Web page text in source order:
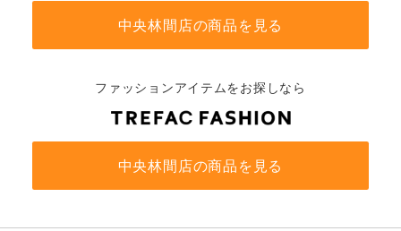
中央林間店の商品を見る
ファッションアイテムをお探しなら
中央林間店の商品を見る